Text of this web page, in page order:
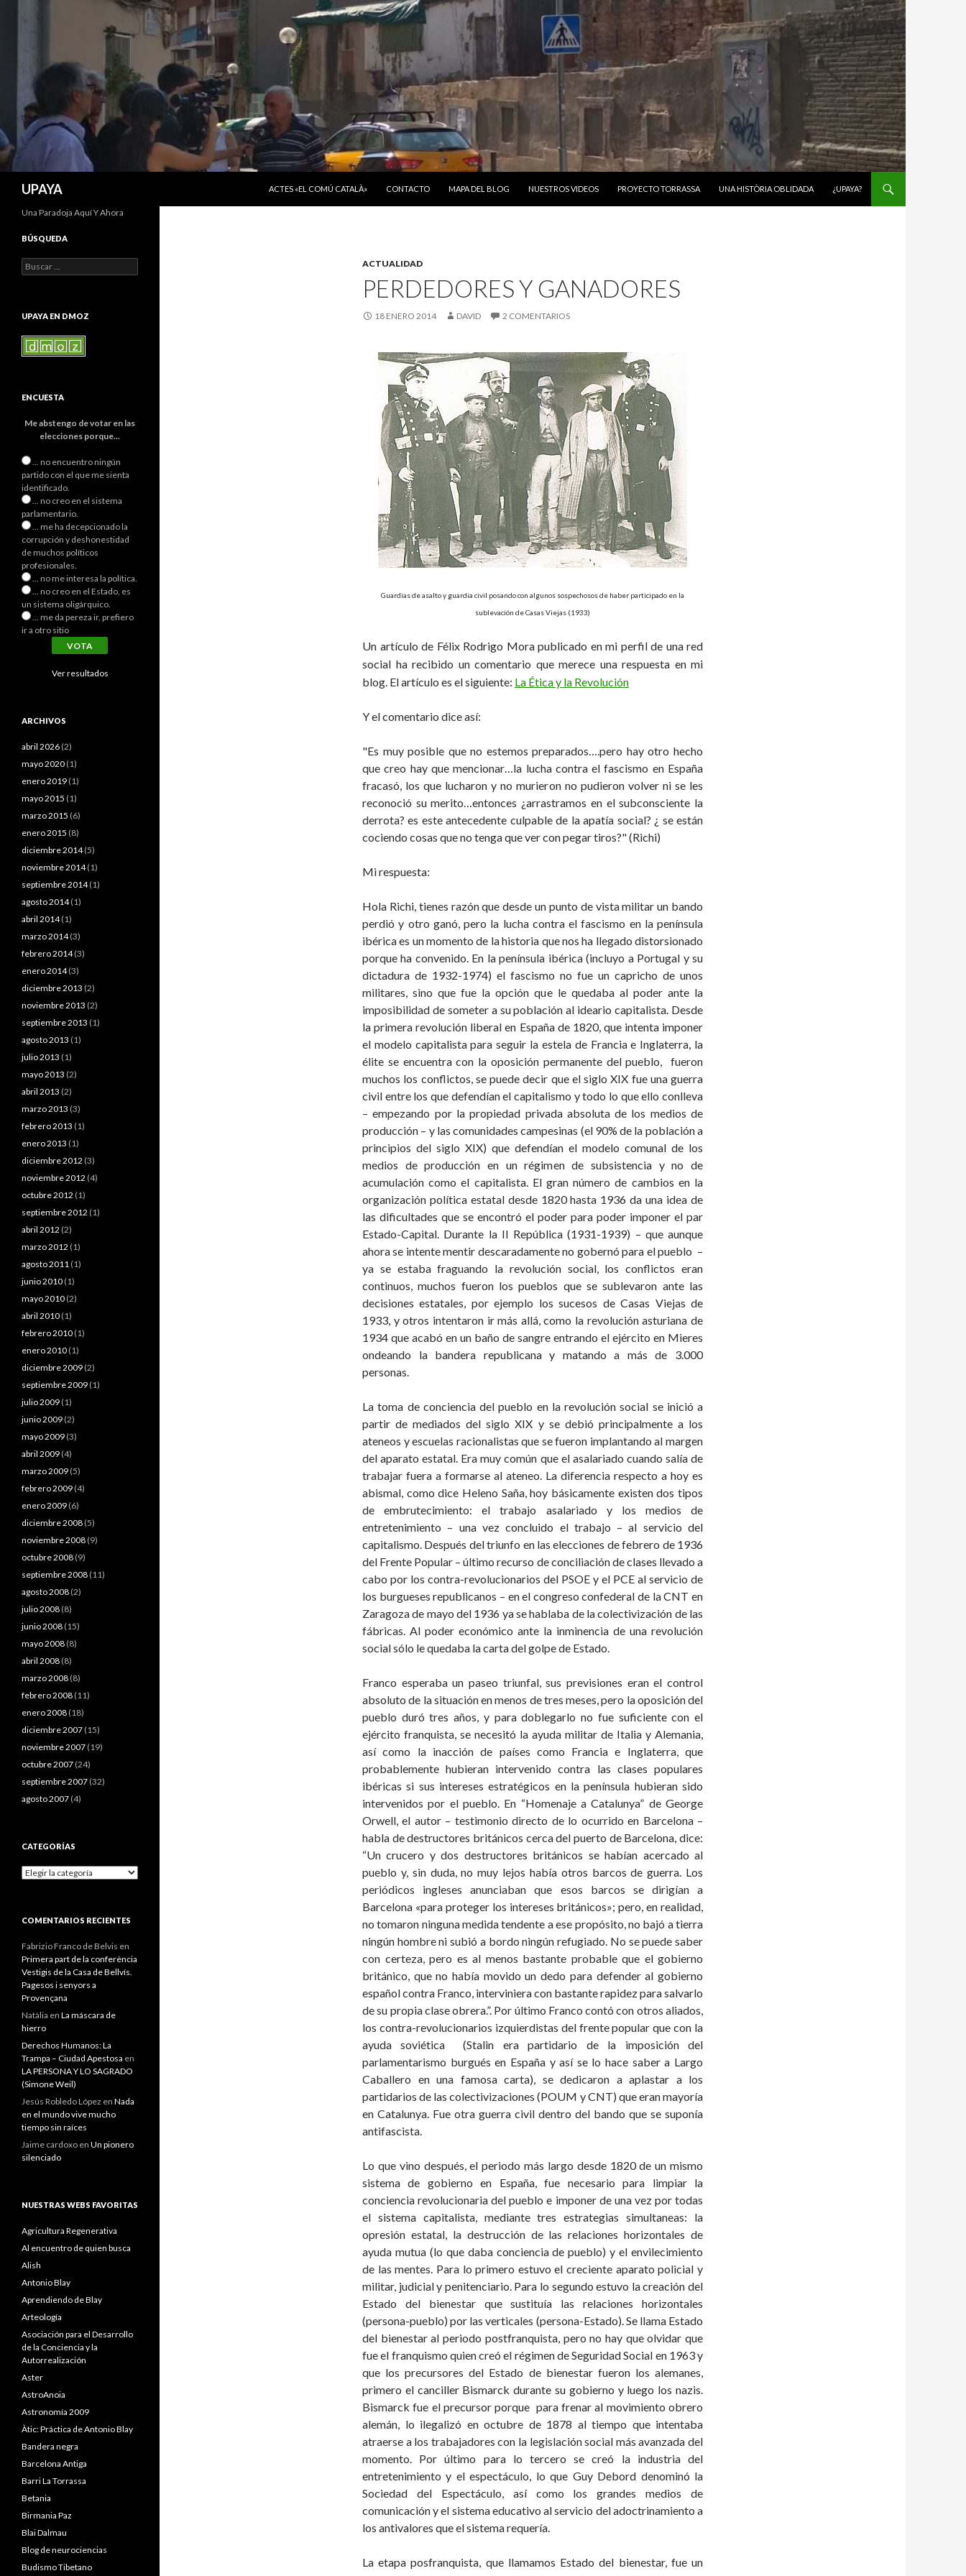
UPAYA
ACTES «EL COMÚ CATALÀ»
CONTACTO MAPA DEL BLOG NUESTROS VIDEOS PROYECTO TORRASSA UNA HISTÒRIA OBLIDADA ¿UPAYA?
ACTUALIDAD
PERDEDORES Y GANADORES
18 ENERO 2014 DAVID 2 COMENTARIOS
Guardias de asalto y guardia civil posando con algunos sospechosos de haber participado en la
sublevación de Casas Viejas (1933)
Un artículo de Félix Rodrigo Mora publicado en mi perfil de una red
social ha recibido un comentario que merece una respuesta en mi
blog. El artículo es el siguiente: La Ética y la Revolución
Y el comentario dice así:
"Es muy posible que no estemos preparados….pero hay otro hecho
que creo hay que mencionar…la lucha contra el fascismo en España
fracasó, los que lucharon y no murieron no pudieron volver ni se les
reconoció su merito…entonces ¿arrastramos en el subconsciente la
derrota? es este antecedente culpable de la apatía social? ¿ se están
cociendo cosas que no tenga que ver con pegar tiros?" (Richi)
Mi respuesta:
Hola Richi, tienes razón que desde un punto de vista militar un bando
perdió y otro ganó, pero la lucha contra el fascismo en la península
ibérica es un momento de la historia que nos ha llegado distorsionado
porque ha convenido. En la península ibérica (incluyo a Portugal y su
dictadura de 1932-1974) el fascismo no fue un capricho de unos
militares, sino que fue la opción que le quedaba al poder ante la
imposibilidad de someter a su población al ideario capitalista. Desde
la primera revolución liberal en España de 1820, que intenta imponer
el modelo capitalista para seguir la estela de Francia e Inglaterra, la
élite se encuentra con la oposición permanente del pueblo, fueron
muchos los conflictos, se puede decir que el siglo XIX fue una guerra
civil entre los que defendían el capitalismo y todo lo que ello conlleva
– empezando por la propiedad privada absoluta de los medios de
producción – y las comunidades campesinas (el 90% de la población a
principios del siglo XIX) que defendían el modelo comunal de los
medios de producción en un régimen de subsistencia y no de
acumulación como el capitalista. El gran número de cambios en la
organización política estatal desde 1820 hasta 1936 da una idea de
las dificultades que se encontró el poder para poder imponer el par
Estado-Capital. Durante la II República (1931-1939) – que aunque
ahora se intente mentir descaradamente no gobernó para el pueblo –
ya se estaba fraguando la revolución social, los conflictos eran
continuos, muchos fueron los pueblos que se sublevaron ante las
decisiones estatales, por ejemplo los sucesos de Casas Viejas de
1933, y otros intentaron ir más allá, como la revolución asturiana de
1934 que acabó en un baño de sangre entrando el ejército en Mieres
ondeando la bandera republicana y matando a más de 3.000
personas.
La toma de conciencia del pueblo en la revolución social se inició a
partir de mediados del siglo XIX y se debió principalmente a los
ateneos y escuelas racionalistas que se fueron implantando al margen
del aparato estatal. Era muy común que el asalariado cuando salía de
trabajar fuera a formarse al ateneo. La diferencia respecto a hoy es
abismal, como dice Heleno Saña, hoy básicamente existen dos tipos
de embrutecimiento: el trabajo asalariado y los medios de
entretenimiento – una vez concluido el trabajo – al servicio del
capitalismo. Después del triunfo en las elecciones de febrero de 1936
del Frente Popular – último recurso de conciliación de clases llevado a
cabo por los contra-revolucionarios del PSOE y el PCE al servicio de
los burgueses republicanos – en el congreso confederal de la CNT en
Zaragoza de mayo del 1936 ya se hablaba de la colectivización de las
fábricas. Al poder económico ante la inminencia de una revolución
social sólo le quedaba la carta del golpe de Estado.
Franco esperaba un paseo triunfal, sus previsiones eran el control
absoluto de la situación en menos de tres meses, pero la oposición del
pueblo duró tres años, y para doblegarlo no fue suficiente con el
ejército franquista, se necesitó la ayuda militar de Italia y Alemania,
así como la inacción de países como Francia e Inglaterra, que
probablemente hubieran intervenido contra las clases populares
ibéricas si sus intereses estratégicos en la península hubieran sido
intervenidos por el pueblo. En “Homenaje a Catalunya” de George
Orwell, el autor – testimonio directo de lo ocurrido en Barcelona –
habla de destructores británicos cerca del puerto de Barcelona, dice:
“Un crucero y dos destructores británicos se habían acercado al
pueblo y, sin duda, no muy lejos había otros barcos de guerra. Los
periódicos ingleses anunciaban que esos barcos se dirigían a
Barcelona «para proteger los intereses británicos»; pero, en realidad,
no tomaron ninguna medida tendente a ese propósito, no bajó a tierra
ningún hombre ni subió a bordo ningún refugiado. No se puede saber
con certeza, pero es al menos bastante probable que el gobierno
británico, que no había movido un dedo para defender al gobierno
español contra Franco, interviniera con bastante rapidez para salvarlo
de su propia clase obrera.”. Por último Franco contó con otros aliados,
los contra-revolucionarios izquierdistas del frente popular que con la
ayuda soviética (Stalin era partidario de la imposición del
parlamentarismo burgués en España y así se lo hace saber a Largo
Caballero en una famosa carta), se dedicaron a aplastar a los
partidarios de las colectivizaciones (POUM y CNT) que eran mayoría
en Catalunya. Fue otra guerra civil dentro del bando que se suponía
antifascista.
Lo que vino después, el periodo más largo desde 1820 de un mismo
sistema de gobierno en España, fue necesario para limpiar la
conciencia revolucionaria del pueblo e imponer de una vez por todas
el sistema capitalista, mediante tres estrategias simultaneas: la
opresión estatal, la destrucción de las relaciones horizontales de
ayuda mutua (lo que daba conciencia de pueblo) y el envilecimiento
de las mentes. Para lo primero estuvo el creciente aparato policial y
militar, judicial y penitenciario. Para lo segundo estuvo la creación del
Estado del bienestar que sustituía las relaciones horizontales
(persona-pueblo) por las verticales (persona-Estado). Se llama Estado
del bienestar al periodo postfranquista, pero no hay que olvidar que
fue el franquismo quien creó el régimen de Seguridad Social en 1963 y
que los precursores del Estado de bienestar fueron los alemanes,
primero el canciller Bismarck durante su gobierno y luego los nazis.
Bismarck fue el precursor porque para frenar al movimiento obrero
alemán, lo ilegalizó en octubre de 1878 al tiempo que intentaba
atraerse a los trabajadores con la legislación social más avanzada del
momento. Por último para lo tercero se creó la industria del
entretenimiento y el espectáculo, lo que Guy Debord denominó la
Sociedad del Espectáculo, así como los grandes medios de
comunicación y el sistema educativo al servicio del adoctrinamiento a
los antivalores que el sistema requería.
La etapa posfranquista, que llamamos Estado del bienestar, fue un
Una Paradoja Aquí Y Ahora
BÚSQUEDA
Buscar:
UPAYA EN DMOZ
ENCUESTA
Me abstengo de votar en las
elecciones porque...
... no encuentro ningún
partido con el que me sienta
identificado.
... no creo en el sistema
parlamentario.
... me ha decepcionado la
corrupción y deshonestidad
de muchos políticos
profesionales.
... no me interesa la política.
... no creo en el Estado, es
un sistema oligárquico.
... me da pereza ir, prefiero
ir a otro sitio
Ver resultados
ARCHIVOS
abril 2026 (2)
mayo 2020 (1)
enero 2019 (1)
mayo 2015 (1)
marzo 2015 (6)
enero 2015 (8)
diciembre 2014(5)
noviembre 2014(1)
septiembre 2014(1)
agosto 2014(1)
abril 2014(1)
marzo 2014(3)
febrero 2014(3)
enero 2014(3)
diciembre 2013 (2)
noviembre 2013 (2)
septiembre 2013 (1)
agosto 2013 (1)
julio 2013 (1)
mayo 2013 (2)
abril 2013 (2)
marzo 2013 (3)
febrero 2013 (1)
enero 2013 (1)
diciembre 2012 (3)
noviembre 2012 (4)
octubre 2012 (1)
septiembre 2012 (1)
abril 2012 (2)
marzo 2012 (1)
agosto 2011 (1)
junio 2010 (1)
mayo 2010 (2)
abril 2010 (1)
febrero 2010 (1)
enero 2010 (1)
diciembre 2009 (2)
septiembre 2009 (1)
julio 2009 (1)
junio 2009 (2)
mayo 2009 (3)
abril 2009 (4)
marzo 2009 (5)
febrero 2009 (4)
enero 2009 (6)
diciembre 2008 (5)
noviembre 2008 (9)
octubre 2008 (9)
septiembre 2008 (11)
agosto 2008 (2)
julio 2008 (8)
junio 2008 (15)
mayo 2008 (8)
abril 2008 (8)
marzo 2008 (8)
febrero 2008 (11)
enero 2008 (18)
diciembre 2007 (15)
noviembre 2007 (19)
octubre 2007 (24)
septiembre 2007 (32)
agosto 2007 (4)
CATEGORÍAS
Categorías
COMENTARIOS RECIENTES
Fabrizio Franco de Belvis en
Primera part de la conferència
Vestigis de la Casa de Bellvís.
Pagesos i senyors a
Provençana
Natàlia en La máscara de
hierro
Derechos Humanos: La
Trampa – Ciudad Apestosa en
LA PERSONA Y LO SAGRADO
(Simone Weil)
Jesús Robledo López en Nada
en el mundo vive mucho
tiempo sin raíces
Jaime cardoxo en Un pionero
silenciado
NUESTRAS WEBS FAVORITAS
Agricultura Regenerativa
Al encuentro de quien busca
Alish
Antonio Blay
Aprendiendo de Blay
Arteología
Asociación para el Desarrollo
de la Conciencia y la
Autorrealización
Aster
AstroAnoia
Astronomía 2009
Àtic: Práctica de Antonio Blay
Bandera negra
Barcelona Antiga
Barri La Torrassa
Betania
Birmania Paz
Blai Dalmau
Blog de neurociencias
Budismo Tibetano